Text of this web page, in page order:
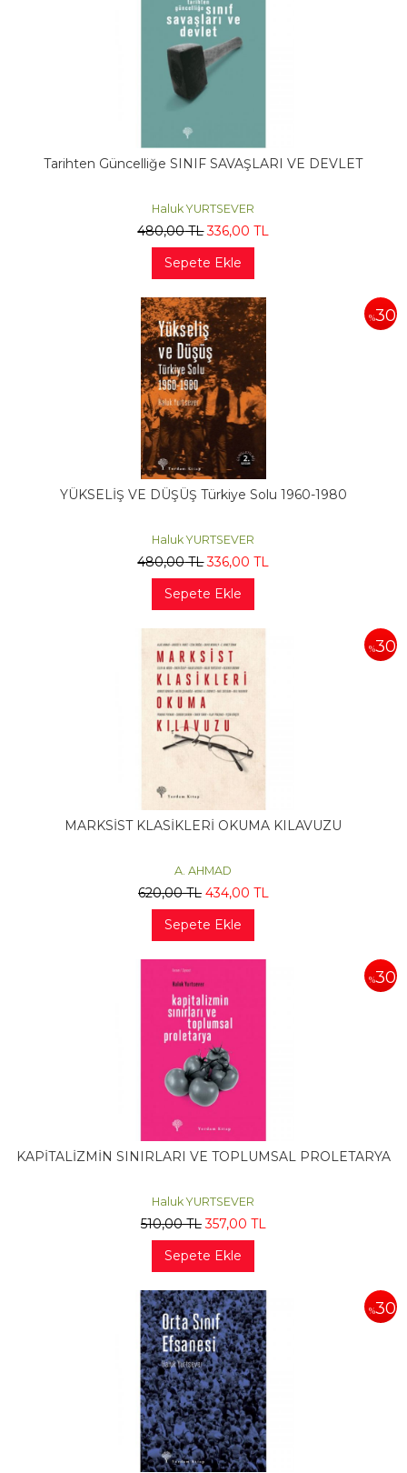
Tarihten Güncelliğe SINIF SAVAŞLARI VE DEVLET
Haluk YURTSEVER
480,00TL 336,00 TL
Sepete Ekle
%30
YÜKSELİŞ VE DÜŞÜŞ Türkiye Solu 1960-1980
Haluk YURTSEVER
480,00TL 336,00 TL
Sepete Ekle
%30
MARKSİST KLASİKLERİ OKUMA KILAVUZU
A. AHMAD
620,00TL 434,00 TL
Sepete Ekle
%30
KAPİTALİZMİN SINIRLARI VE TOPLUMSAL PROLETARYA
Haluk YURTSEVER
510,00TL 357,00 TL
Sepete Ekle
%30